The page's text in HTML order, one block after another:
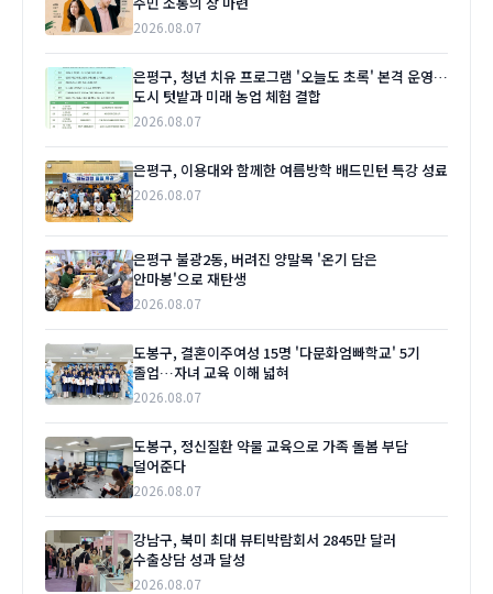
2026.08.07
은평구, 청년 치유 프로그램 '오늘도 초록' 본격 운영…
도시 텃밭과 미래 농업 체험 결합
2026.08.07
은평구, 이용대와 함께한 여름방학 배드민턴 특강 성료
2026.08.07
은평구 불광2동, 버려진 양말목 '온기 담은
안마봉'으로 재탄생
2026.08.07
도봉구, 결혼이주여성 15명 '다문화엄빠학교' 5기
졸업…자녀 교육 이해 넓혀
2026.08.07
도봉구, 정신질환 약물 교육으로 가족 돌봄 부담
덜어준다
2026.08.07
강남구, 북미 최대 뷰티박람회서 2845만 달러
수출상담 성과 달성
2026.08.07